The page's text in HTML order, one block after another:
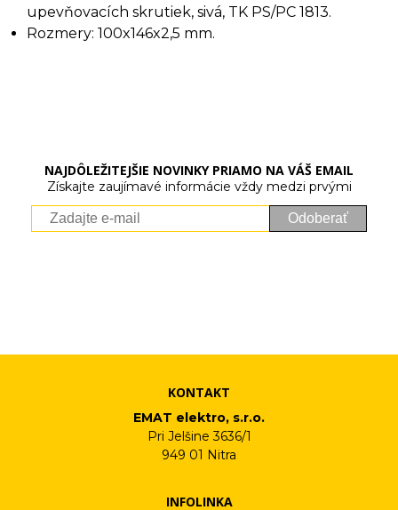
upevňovacích skrutiek, sivá, TK PS/PC 1813.
Rozmery: 100x146x2,5 mm.
NAJDÔLEŽITEJŠIE NOVINKY PRIAMO NA VÁŠ EMAIL
Získajte zaujímavé informácie vždy medzi prvými
Odoberať
KONTAKT
EMAT elektro, s.r.o.
Pri Jelšine 3636/1
949 01 Nitra
INFOLINKA